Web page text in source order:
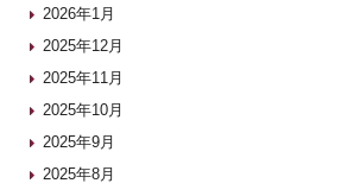
2026年1月
2025年12月
2025年11月
2025年10月
2025年9月
2025年8月